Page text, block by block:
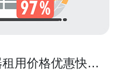
用价格优惠快来